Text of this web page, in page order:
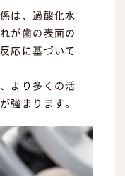
は、過酸化水
が歯の表面の
応に基づいて
より多くの活
強まります。